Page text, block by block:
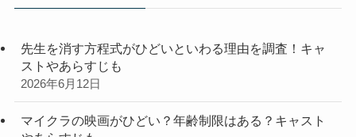
先生を消す方程式がひどいといわる理由を調査！キャ
ストやあらすじも
2026年6月12日
マイクラの映画がひどい？年齢制限はある？キャスト